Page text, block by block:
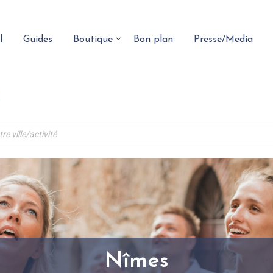
Guides Boutique Bon plan Presse/Media
Nîmes